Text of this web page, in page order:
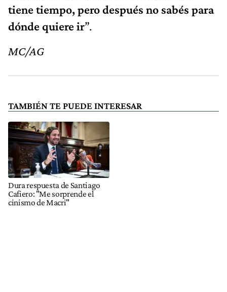
tiene tiempo, pero después no sabés para
dónde quiere ir”.
MC/AG
TAMBIÉN TE PUEDE INTERESAR
Dura respuesta de Santiago
Cafiero: "Me sorprende el
cinismo de Macri"